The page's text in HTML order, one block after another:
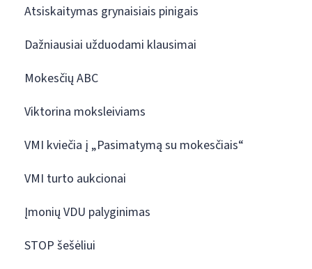
Atsiskaitymas grynaisiais pinigais
Dažniausiai užduodami klausimai
Mokesčių ABC
Viktorina moksleiviams
VMI kviečia į „Pasimatymą su mokesčiais“
VMI turto aukcionai
Įmonių VDU palyginimas
STOP šešėliui